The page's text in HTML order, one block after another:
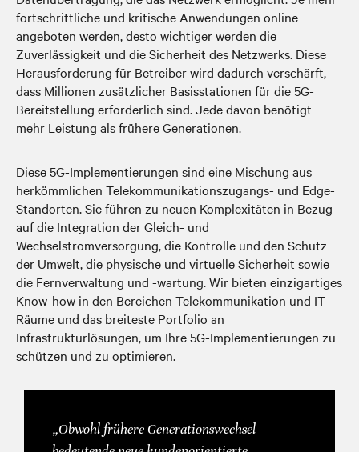
fortschrittliche und kritische Anwendungen online
angeboten werden, desto wichtiger werden die
Zuverlässigkeit und die Sicherheit des Netzwerks. Diese
Herausforderung für Betreiber wird dadurch verschärft,
dass Millionen zusätzlicher Basisstationen für die 5G-
Bereitstellung erforderlich sind. Jede davon benötigt
mehr Leistung als frühere Generationen.
Diese 5G-Implementierungen sind eine Mischung aus
herkömmlichen Telekommunikationszugangs- und Edge-
Standorten. Sie führen zu neuen Komplexitäten in Bezug
auf die Integration der Gleich- und
Wechselstromversorgung, die Kontrolle und den Schutz
der Umwelt, die physische und virtuelle Sicherheit sowie
die Fernverwaltung und -wartung. Wir bieten einzigartiges
Know-how in den Bereichen Telekommunikation und IT-
Räume und das breiteste Portfolio an
Infrastrukturlösungen, um Ihre 5G-Implementierungen zu
schützen und zu optimieren.
„Obwohl frühere Generationswechsel